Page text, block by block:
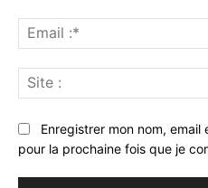
Enregistrer mon nom,
pour la prochaine fois que je